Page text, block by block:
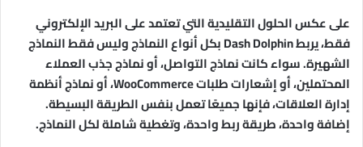
على عكس الحلول التقليدية التي تعتمد على البريد الإلكتروني
فقط، يربط Dash Dolphin بكل أنواع النماذج وليس فقط النماذج
الشهيرة. سواء كانت نماذج التواصل، أو نماذج جذب العملاء
المحتملين، أو إشعارات طلبات WooCommerce، أو نماذج أنظمة
إدارة العلاقات، فإنها جميعًا تعمل بنفس الطريقة البسيطة.
إضافة واحدة، طريقة ربط واحدة، وتغطية شاملة لكل النماذج.